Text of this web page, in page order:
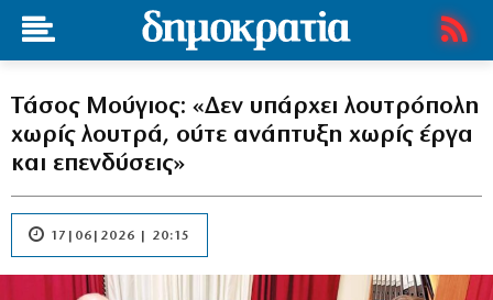
Τάσος Μούγιος: «Δεν υπάρχει λουτρόπολη
χωρίς λουτρά, ούτε ανάπτυξη χωρίς έργα
και επενδύσεις»
17|06|2026 | 20:15